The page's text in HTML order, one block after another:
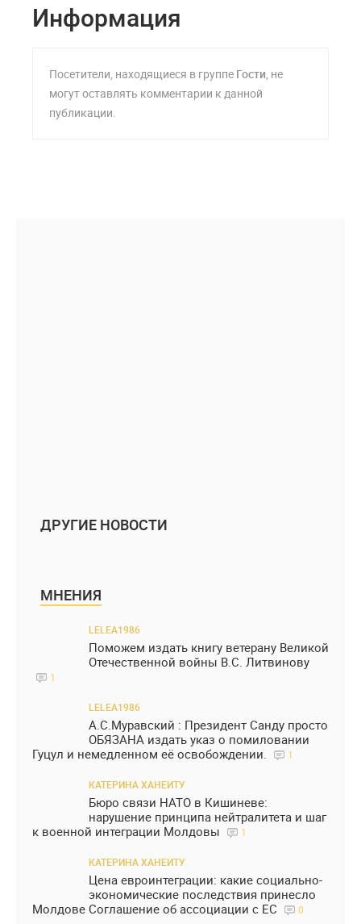
Информация
Посетители, находящиеся в группе Гости, не
могут оставлять комментарии к данной
публикации.
ДРУГИЕ НОВОСТИ
МНЕНИЯ
LELEA1986
Поможем издать книгу ветерану Великой
Отечественной войны В.С. Литвинову
1
LELEA1986
А.С.Муравский : Президент Санду просто
ОБЯЗАНА издать указ о помиловании
Гуцул и немедленном её освобождении.
1
КАТЕРИНА ХАНЕИТУ
Бюро связи НАТО в Кишиневе:
нарушение принципа нейтралитета и шаг
к военной интеграции Молдовы
1
КАТЕРИНА ХАНЕИТУ
Цена евроинтеграции: какие социально-
экономические последствия принесло
Молдове Соглашение об ассоциации с ЕС
0